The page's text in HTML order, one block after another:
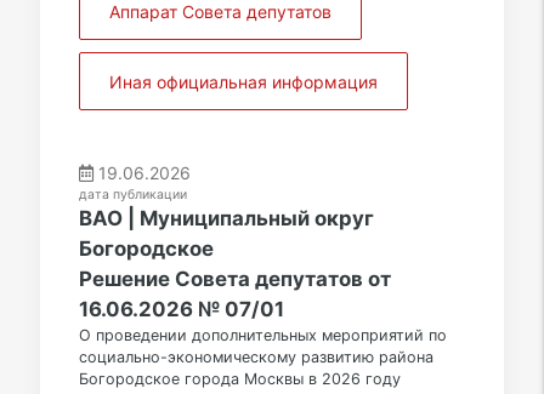
Аппарат Совета депутатов
Иная официальная информация
19.06.2026
дата публикации
ВАО | Муниципальный округ
Богородское
Решение Совета депутатов от
16.06.2026 № 07/01
О проведении дополнительных мероприятий по
социально-экономическому развитию района
Богородское города Москвы в 2026 году